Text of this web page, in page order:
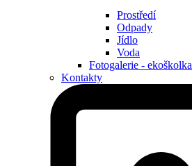
Prostředí
Odpady
Jídlo
Voda
Fotogalerie - ekoškolka
Kontakty